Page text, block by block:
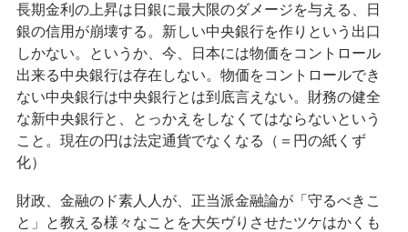
長期金利の上昇は日銀に最大限のダメージを与える、日
銀の信用が崩壊する。新しい中央銀行を作りという出口
しかない。というか、今、日本には物価をコントロール
出来る中央銀行は存在しない。物価をコントロールでき
ない中央銀行は中央銀行とは到底言えない。財務の健全
な新中央銀行と、とっかえをしなくてはならないという
こと。現在の円は法定通貨でなくなる（＝円の紙くず
化）
財政、金融のド素人人が、正当派金融論が「守るべきこ
と」と教える様々なことを大矢ヴりさせたツケはかくも